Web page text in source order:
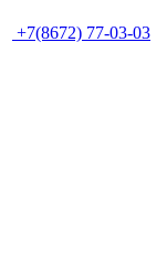
+7(8672) 77-03-03